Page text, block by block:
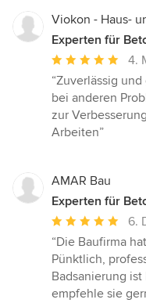
Viokon - Haus-
Experten für
Durchschnittliche
Bewertung:
5
von
5
4.
“Zuverlässig
bei anderen
zur
Arbeiten”
AMAR Bau
Experten für
Durchschnittliche
Bewertung:
5
von
5
6.
“Die Baufirma
Pünktlich,
Badsanierung
empfehle sie